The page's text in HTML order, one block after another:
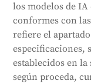
los modelos de IA
conformes con
refiere el
especificaciones,
establecidos en
según proceda,